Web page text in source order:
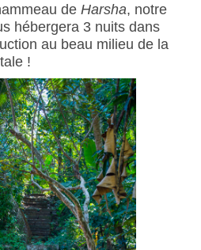
de Harsha, notre
hébergera 3 nuits dans
au beau milieu de la
!